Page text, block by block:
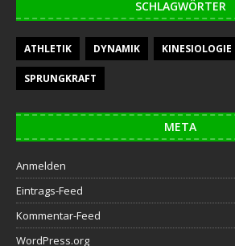
SCHLAGWÖRTER
ATHLETIK DYNAMIK KINESIOLOGIE
SPRUNGKRAFT
META
Anmelden
Eintrags-Feed
Kommentar-Feed
WordPress.org